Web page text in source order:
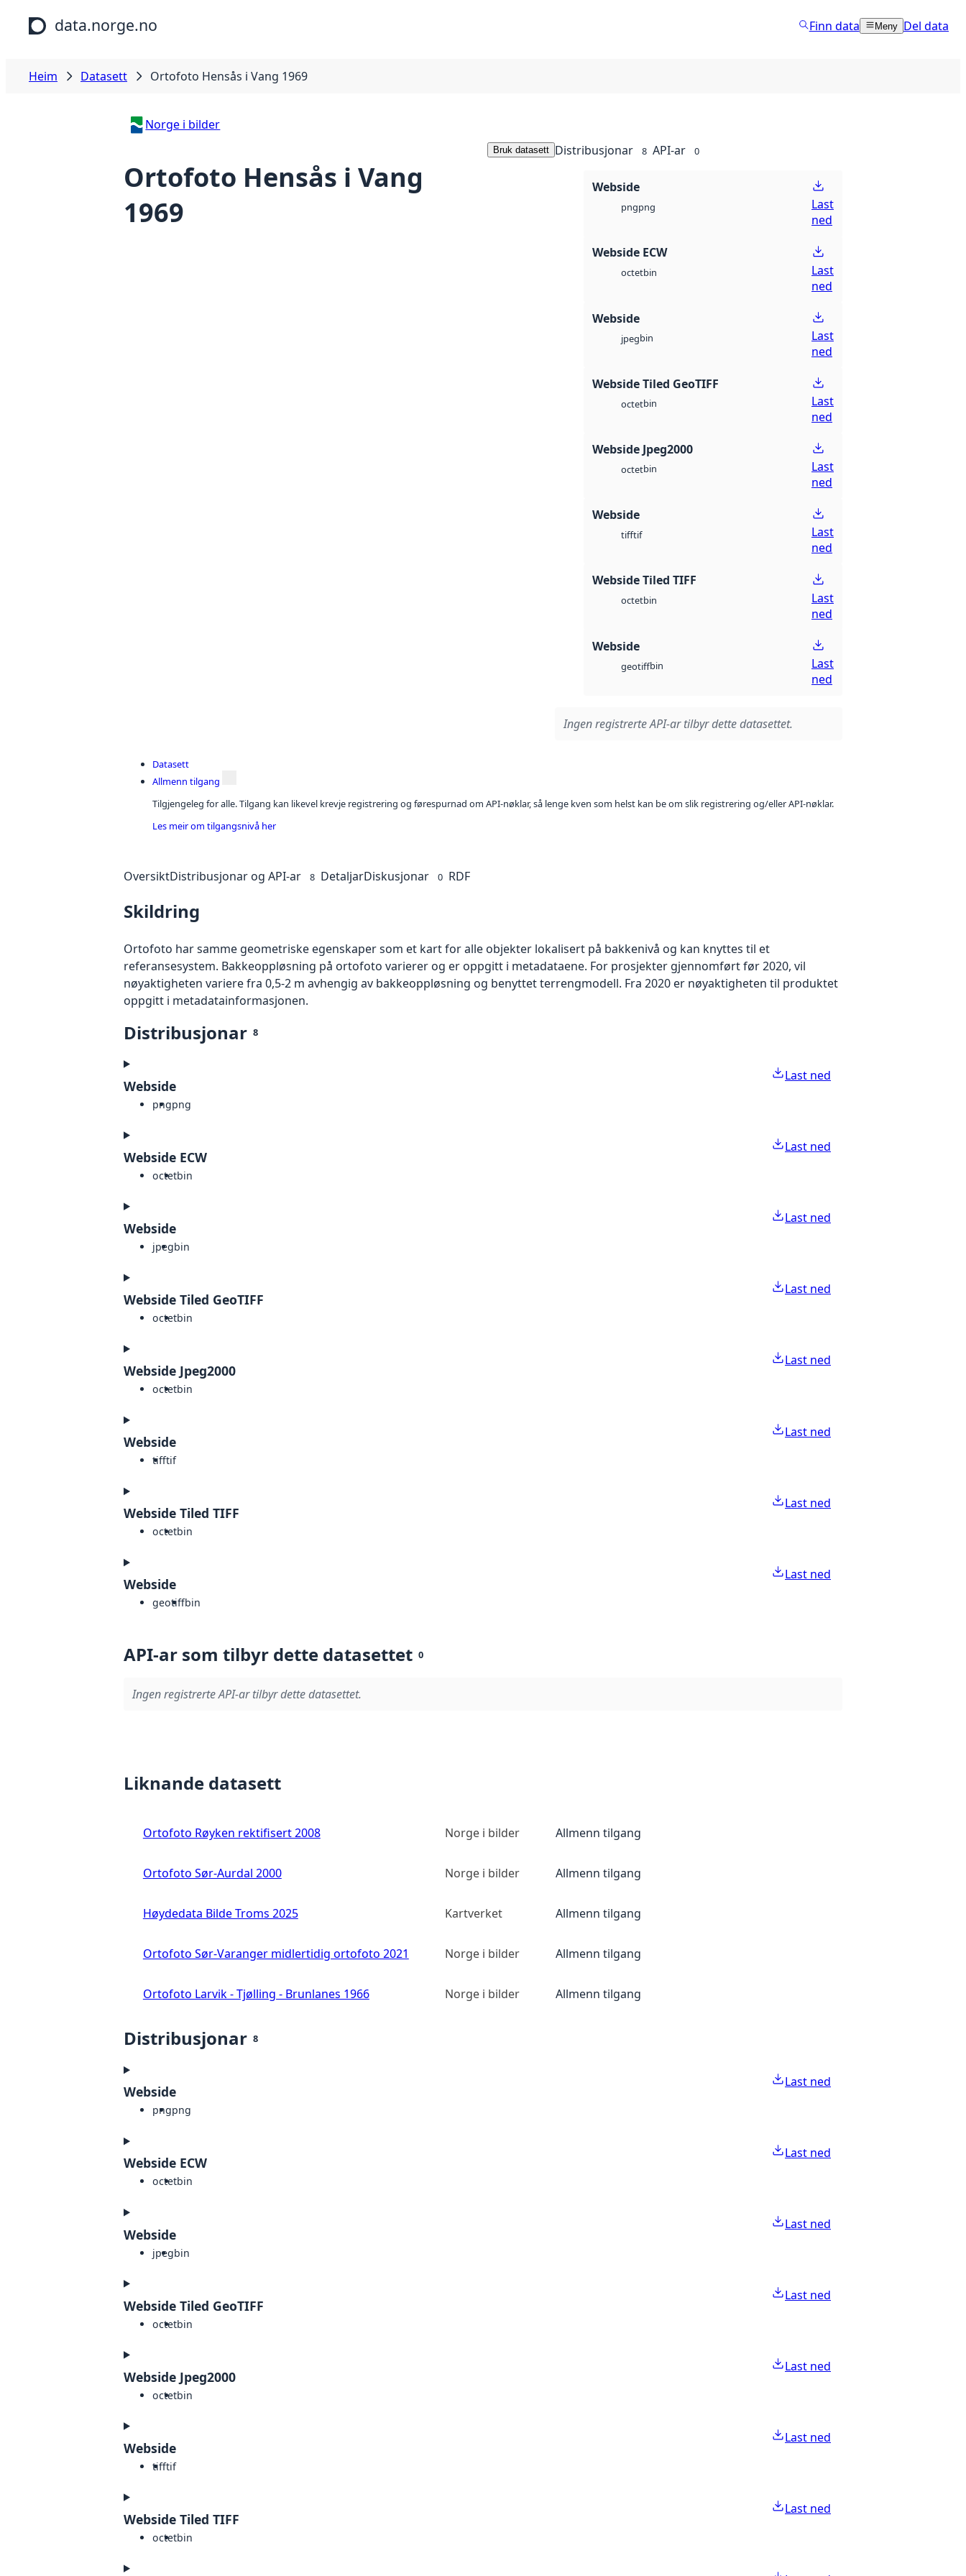
Hopp til hovudinnhald
data.norge.no Finn data Meny Del data
Heim Datasett Ortofoto Hensås i Vang 1969
Norge i bilder
Ortofoto Hensås i Vang
1969
Bruk datasett Distribusjonar 8 API-ar 0
Webside
pngpng
Last
ned
Webside ECW
octetbin
Last
ned
Webside
jpegbin
Last
ned
Webside Tiled GeoTIFF
octetbin
Last
ned
Webside Jpeg2000
octetbin
Last
ned
Webside
tifftif
Last
ned
Webside Tiled TIFF
octetbin
Last
ned
Webside
geotiffbin
Last
ned
Ingen registrerte API-ar tilbyr dette datasettet.
Datasett
Allmenn tilgang
Tilgjengeleg for alle. Tilgang kan likevel krevje registrering og førespurnad om API-nøklar, så lenge kven som helst kan be om slik registrering og/eller API-nøklar.
Les meir om tilgangsnivå her
OversiktDistribusjonar og API-ar 8 DetaljarDiskusjonar 0 RDF
Skildring
Ortofoto har samme geometriske egenskaper som et kart for alle objekter lokalisert på bakkenivå og kan knyttes til et
referansesystem. Bakkeoppløsning på ortofoto varierer og er oppgitt i metadataene. For prosjekter gjennomført før 2020, vil
nøyaktigheten variere fra 0,5-2 m avhengig av bakkeoppløsning og benyttet terrengmodell. Fra 2020 er nøyaktigheten til produktet
oppgitt i metadatainformasjonen.
Distribusjonar 8
Webside
pngpng
Last ned
Webside ECW
octetbin
Last ned
Webside
jpegbin
Last ned
Webside Tiled GeoTIFF
octetbin
Last ned
Webside Jpeg2000
octetbin
Last ned
Webside
tifftif
Last ned
Webside Tiled TIFF
octetbin
Last ned
Webside
geotiffbin
Last ned
API-ar som tilbyr dette datasettet 0
Ingen registrerte API-ar tilbyr dette datasettet.
Liknande datasett
Ortofoto Røyken rektifisert 2008 Norge i bilder Allmenn tilgang
Ortofoto Sør-Aurdal 2000 Norge i bilder Allmenn tilgang
Høydedata Bilde Troms 2025 Kartverket Allmenn tilgang
Ortofoto Sør-Varanger midlertidig ortofoto 2021 Norge i bilder Allmenn tilgang
Ortofoto Larvik - Tjølling - Brunlanes 1966 Norge i bilder Allmenn tilgang
Distribusjonar 8
Webside
pngpng
Last ned
Webside ECW
octetbin
Last ned
Webside
jpegbin
Last ned
Webside Tiled GeoTIFF
octetbin
Last ned
Webside Jpeg2000
octetbin
Last ned
Webside
tifftif
Last ned
Webside Tiled TIFF
octetbin
Last ned